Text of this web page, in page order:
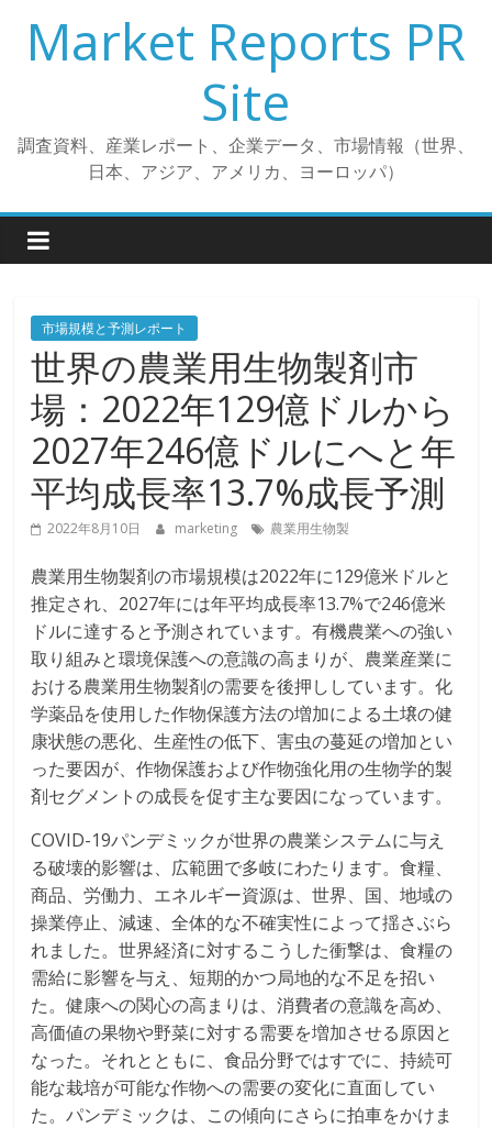
プ
Market Reports PR
Site
調査資料、産業レポート、企業データ、市場情報（世界、
日本、アジア、アメリカ、ヨーロッパ）
市場規模と予測レポート
世界の農業用生物製剤市
場：2022年129億ドルから
2027年246億ドルにへと年
平均成長率13.7%成長予測
2022年8月10日 marketing 農業用生物製
農業用生物製剤の市場規模は2022年に129億米ドルと
推定され、2027年には年平均成長率13.7%で246億米
ドルに達すると予測されています。有機農業への強い
取り組みと環境保護への意識の高まりが、農業産業に
おける農業用生物製剤の需要を後押ししています。化
学薬品を使用した作物保護方法の増加による土壌の健
康状態の悪化、生産性の低下、害虫の蔓延の増加とい
った要因が、作物保護および作物強化用の生物学的製
剤セグメントの成長を促す主な要因になっています。
COVID-19パンデミックが世界の農業システムに与え
る破壊的影響は、広範囲で多岐にわたります。食糧、
商品、労働力、エネルギー資源は、世界、国、地域の
操業停止、減速、全体的な不確実性によって揺さぶら
れました。世界経済に対するこうした衝撃は、食糧の
需給に影響を与え、短期的かつ局地的な不足を招い
た。健康への関心の高まりは、消費者の意識を高め、
高価値の果物や野菜に対する需要を増加させる原因と
なった。それとともに、食品分野ではすでに、持続可
能な栽培が可能な作物への需要の変化に直面してい
た。パンデミックは、この傾向にさらに拍車をかけま